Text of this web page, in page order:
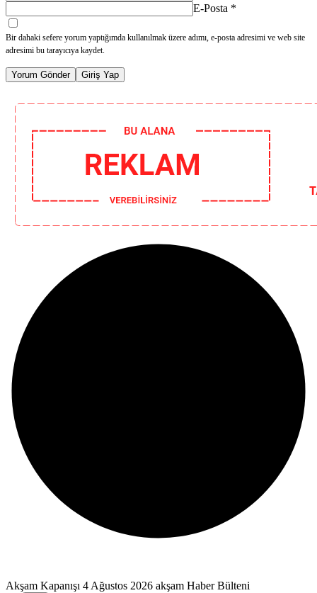
E-Posta *
Bir dahaki sefere yorum yaptığımda kullanılmak üzere adımı, e-posta adresimi ve web site
adresimi bu tarayıcıya kaydet.
Yorum Gönder Giriş Yap
Akşam Kapanışı 4 Ağustos 2026 akşam Haber Bülteni